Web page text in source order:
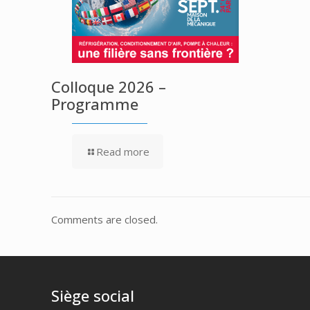
Colloque 2026 –
Programme
Read more
Comments are closed.
Siège social